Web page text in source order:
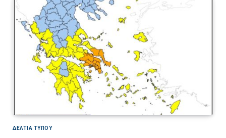
ΔΕΛΤΙΑ ΤΥΠΟΥ